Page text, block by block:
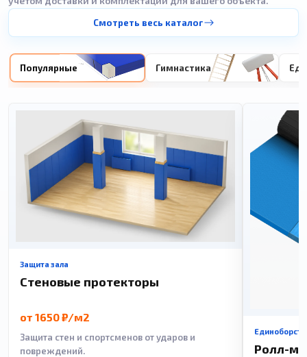
Смотреть весь каталог
Популярные Гимнастика
Защита зала
Стеновые протекторы
от 1650 ₽/м2
Защита стен и спортсменов от ударов и
повреждений.
Ролл-